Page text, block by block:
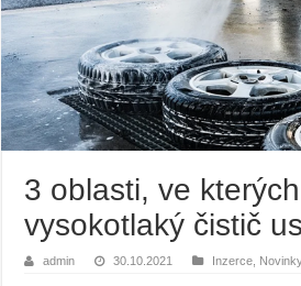
3 oblasti, ve
vysokotlaký čistič
admin 30.10.2021 Inzerce